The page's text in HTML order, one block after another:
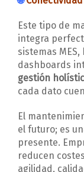
Este tipo de
integra
sistemas
dashboards
gestión
cada dato
El
el futuro; es
presente.
reducen
agilidad,